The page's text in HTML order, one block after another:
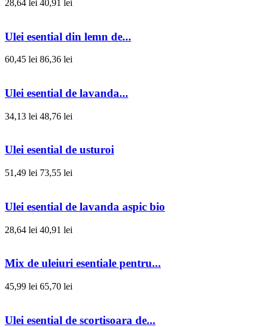
28,64 lei 40,91 lei
Ulei esential din lemn de...
60,45 lei 86,36 lei
Ulei esential de lavanda...
34,13 lei 48,76 lei
Ulei esential de usturoi
51,49 lei 73,55 lei
Ulei esential de lavanda aspic bio
28,64 lei 40,91 lei
Mix de uleiuri esentiale pentru...
45,99 lei 65,70 lei
Ulei esential de scortisoara de...